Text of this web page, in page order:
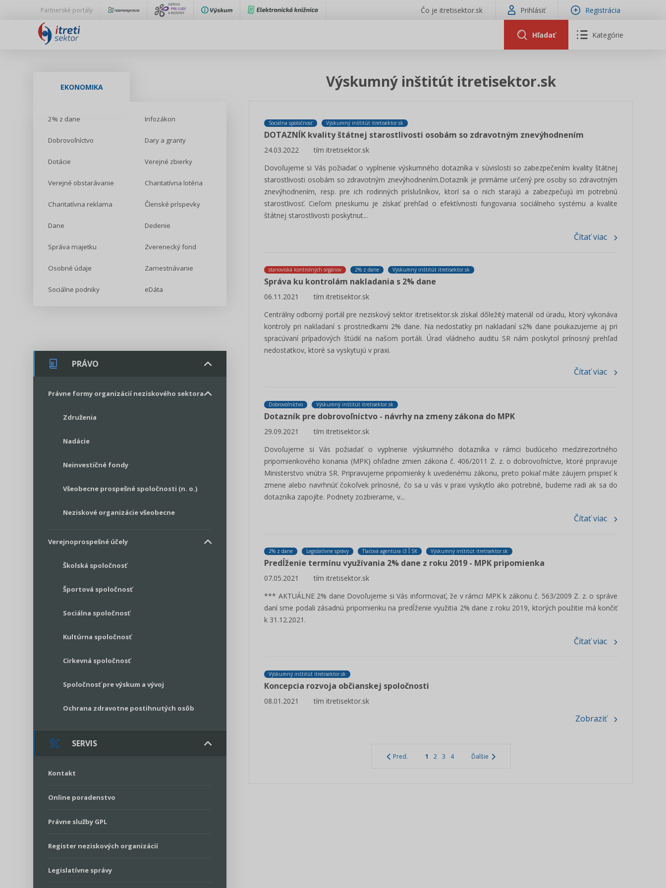
Partnerské portály Čo je itretisektor.sk Prihlásiť Registrácia
Hľadať Kategórie
EKONOMIKA
2% z dane Infozákon
Dobrovoľníctvo Dary a granty
Dotácie Verejné zbierky
Verejné obstarávanie Charitatívna lotéria
Charitatívna reklama Členské príspevky
Dane Dedenie
Správa majetku Zverenecký fond
Osobné údaje Zamestnávanie
Sociálne podniky eDáta
PRÁVO
Právne formy organizácií neziskového sektora
Združenia
Nadácie
Neinvestičné fondy
Všeobecne prospešné spoločnosti (n. o.)
Neziskové organizácie všeobecne
Verejnoprospešné účely
Školská spoločnosť
Športová spoločnosť
Sociálna spoločnosť
Kultúrna spoločnosť
Cirkevná spoločnosť
Spoločnosť pre výskum a vývoj
Ochrana zdravotne postihnutých osôb
SERVIS
Kontakt
Online poradenstvo
Právne služby GPL
Register neziskových organizácií
Legislatívne správy
Výskumný inštitút itretisektor.sk
Sociálna spoločnosť Výskumný inštitút itretisektor.sk
DOTAZNÍK kvality štátnej starostlivosti osobám so zdravotným znevýhodnením
24.03.2022
tím itretisektor.sk
Dovoľujeme si Vás požiadať o vyplnenie výskumného dotazníka v súvislosti so zabezpečením kvality štátnej
starostlivosti osobám so zdravotným znevýhodnením.Dotazník je primárne určený pre osoby so zdravotným
znevýhodnením, resp. pre ich rodinných príslušníkov, ktorí sa o nich starajú a zabezpečujú im potrebnú
starostlivosť. Cieľom prieskumu je získať prehľad o efektívnosti fungovania sociálneho systému a kvalite
štátnej starostlivosti poskytnut...
Čítať viac
stanoviská kontrolných orgánov 2% z dane Výskumný inštitút itretisektor.sk
Správa ku kontrolám nakladania s 2% dane
06.11.2021
tím itretisektor.sk
Centrálny odborný portál pre neziskový sektor itretisektor.sk získal dôležitý materiál od úradu, ktorý vykonáva
kontroly pri nakladaní s prostriedkami 2% dane. Na nedostatky pri nakladaní s2% dane poukazujeme aj pri
spracúvaní prípadových štúdií na našom portáli. Úrad vládneho auditu SR nám poskytol prínosný prehľad
nedostatkov, ktoré sa vyskytujú v praxi.
Čítať viac
Dobrovoľníctvo Výskumný inštitút itretisektor.sk
Dotazník pre dobrovoľníctvo - návrhy na zmeny zákona do MPK
29.09.2021
tím itretisektor.sk
Dovoľujeme si Vás požiadať o vyplnenie výskumného dotazníka v rámci budúceho medzirezortného
pripomienkového konania (MPK) ohľadne zmien zákona č. 406/2011 Z. z. o dobrovoľníctve, ktoré pripravuje
Ministerstvo vnútra SR. Pripravujeme pripomienky k uvedenému zákonu, preto pokiaľ máte záujem prispieť k
zmene alebo navrhnúť čokoľvek prínosné, čo sa u vás v praxi vyskytlo ako potrebné, budeme radi ak sa do
dotazníka zapojíte. Podnety zozbierame, v...
Čítať viac
2% z dane Legislatívne správy Tlačová agentúra i3 ꟾ SK Výskumný inštitút itretisektor.sk
Predĺženie termínu využívania 2% dane z roku 2019 - MPK pripomienka
07.05.2021
tím itretisektor.sk
*** AKTUÁLNE 2% dane Dovoľujeme si Vás informovať, že v rámci MPK k zákonu č. 563/2009 Z. z. o správe
daní sme podali zásadnú pripomienku na predĺženie využitia 2% dane z roku 2019, ktorých použitie má končiť
k 31.12.2021.
Čítať viac
Výskumný inštitút itretisektor.sk
Koncepcia rozvoja občianskej spoločnosti
08.01.2021 tím itretisektor.sk
Zobraziť
Pred. 1 2 3 4 Ďalšie